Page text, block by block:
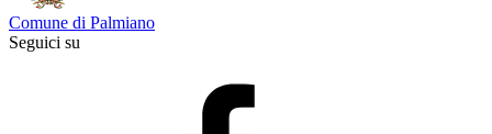
Comune di Palmiano
Seguici su